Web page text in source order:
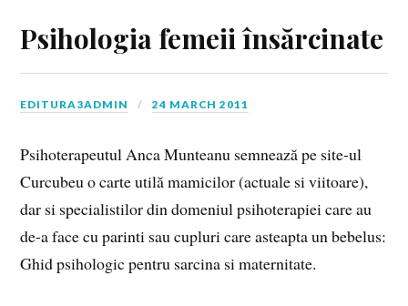
Psihologia femeii însărcinate
EDITURA3ADMIN 24 MARCH 2011
Psihoterapeutul Anca Munteanu semnează pe site-ul
Curcubeu o carte utilă mamicilor (actuale si viitoare),
dar si specialistilor din domeniul psihoterapiei care au
de-a face cu parinti sau cupluri care asteapta un bebelus:
Ghid psihologic pentru sarcina si maternitate.